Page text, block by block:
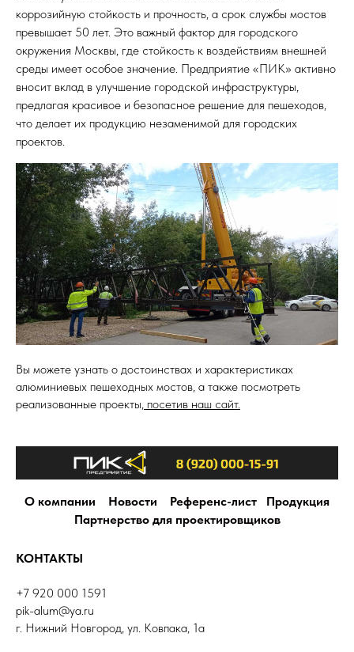
коррозийную стойкость и прочность, а срок службы мостов
превышает 50 лет. Это важный фактор для городского
окружения Москвы, где стойкость к воздействиям внешней
среды имеет особое значение. Предприятие «ПИК» активно
вносит вклад в улучшение городской инфраструктуры,
предлагая красивое и безопасное решение для пешеходов,
что делает их продукцию незаменимой для городских
проектов.
Вы можете узнать о достоинствах и характеристиках
алюминиевых пешеходных мостов, а также посмотреть
реализованные проекты, посетив наш сайт.
О компании Новости Референс-лист
Продукция
Партнерство для проектировщиков
КОНТАКТЫ
+7 920 000 1591
pik-alum@ya.ru
г. Нижний Новгород, ул. Ковпака, 1а